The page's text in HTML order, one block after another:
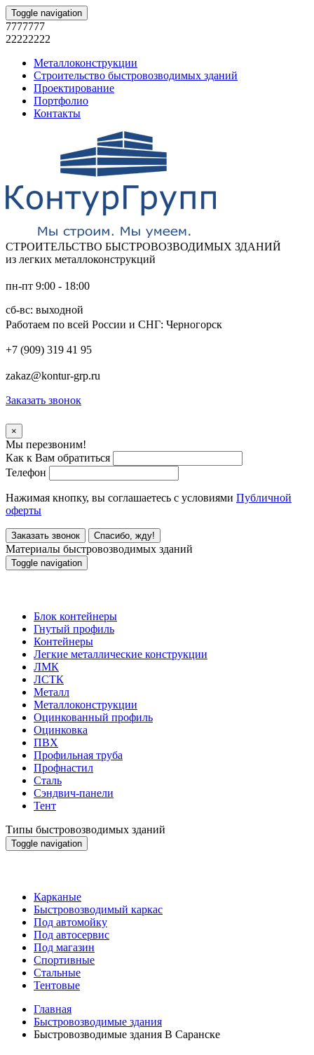
Toggle navigation
7777777
22222222
Металлоконструкции
Строительство быстровозводимых зданий
Проектирование
Портфолио
Контакты
СТРОИТЕЛЬСТВО БЫСТРОВОЗВОДИМЫХ ЗДАНИЙ
из легких металлоконструкций
пн-пт 9:00 - 18:00
сб-вс: выходной
Работаем по всей России и СНГ: Черногорск
+7 (909) 319 41 95
zakaz@kontur-grp.ru
Заказать звонок
×
Мы перезвоним!
Как к Вам обратиться
Телефон
Нажимая кнопку, вы соглашаетесь с условиями Публичной
оферты
Заказать звонок Спасибо, жду!
Материалы быстровозводимых зданий
Toggle navigation
Блок контейнеры
Гнутый профиль
Контейнеры
Легкие металлические конструкции
ЛМК
ЛСТК
Металл
Металлоконструкции
Оцинкованный профиль
Оцинковка
ПВХ
Профильная труба
Профнастил
Сталь
Сэндвич-панели
Тент
Типы быстровозводимых зданий
Toggle navigation
Карканые
Быстровозводимый каркас
Под автомойку
Под автосервис
Под магазин
Спортивные
Стальные
Тентовые
Главная
Быстровозводимые здания
Быстровозводимые здания В Саранске